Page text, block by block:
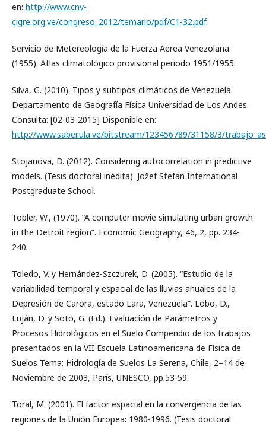
en: http://www.cnv-
cigre.org.ve/congreso_2012/temario/pdf/C1-32.pdf
Servicio de Metereología de la Fuerza Aerea Venezolana.
(1955). Atlas climatológico provisional periodo 1951/1955.
Silva, G. (2010). Tipos y subtipos climáticos de Venezuela.
Departamento de Geografía Física Universidad de Los Andes.
Consulta: [02-03-2015] Disponible en:
http://www.saber.ula.ve/bitstream/123456789/31158/3/
Stojanova, D. (2012). Considering autocorrelation in predictive
models. (Tesis doctoral inédita). Jožef Stefan International
Postgraduate School.
Tobler, W., (1970). “A computer movie simulating urban growth
in the Detroit region”. Economic Geography, 46, 2, pp. 234-
240.
Toledo, V. y Hernández-Szczurek, D. (2005). “Estudio de la
variabilidad temporal y espacial de las lluvias anuales de la
Depresión de Carora, estado Lara, Venezuela”. Lobo, D.,
Luján, D. y Soto, G. (Ed.): Evaluación de Parámetros y
Procesos Hidrológicos en el Suelo Compendio de los trabajos
presentados en la VII Escuela Latinoamericana de Física de
Suelos Tema: Hidrología de Suelos La Serena, Chile, 2–14 de
Noviembre de 2003, París, UNESCO, pp.53-59.
Toral, M. (2001). El factor espacial en la convergencia de las
regiones de la Unión Europea: 1980-1996. (Tesis doctoral